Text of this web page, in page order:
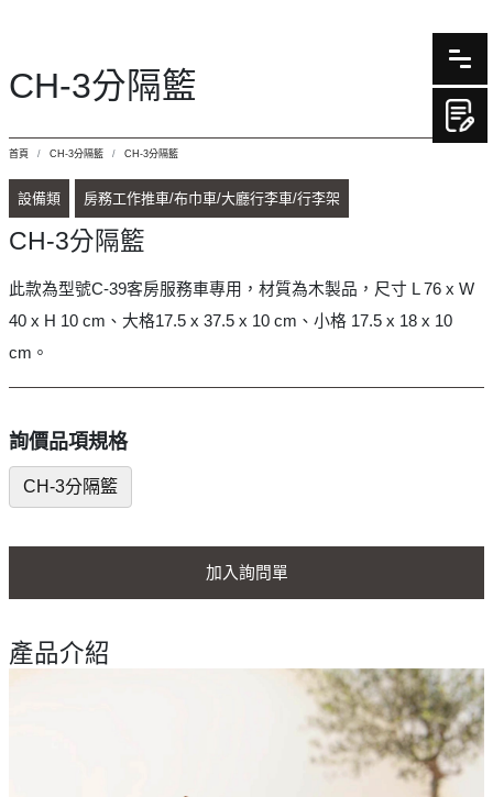
CH-3分隔籃
首頁 CH-3分隔籃 CH-3分隔籃
設備類 房務工作推車/布巾車/大廳行李車/行李架
CH-3分隔籃
此款為型號C-39客房服務車專用，材質為木製品，尺寸 L 76 x W
40 x H 10 cm、大格17.5 x 37.5 x 10 cm、小格 17.5 x 18 x 10
cm。
詢價品項規格
CH-3分隔籃
加入詢問單
產品介紹